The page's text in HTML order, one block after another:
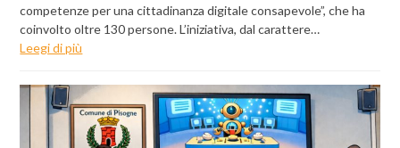
competenze per una cittadinanza digitale consapevole”, che ha
coinvolto oltre 130 persone. L’iniziativa, dal carattere…
Leegi di più